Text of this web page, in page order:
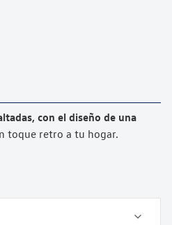
con el diseño de una
toque retro a tu hogar.